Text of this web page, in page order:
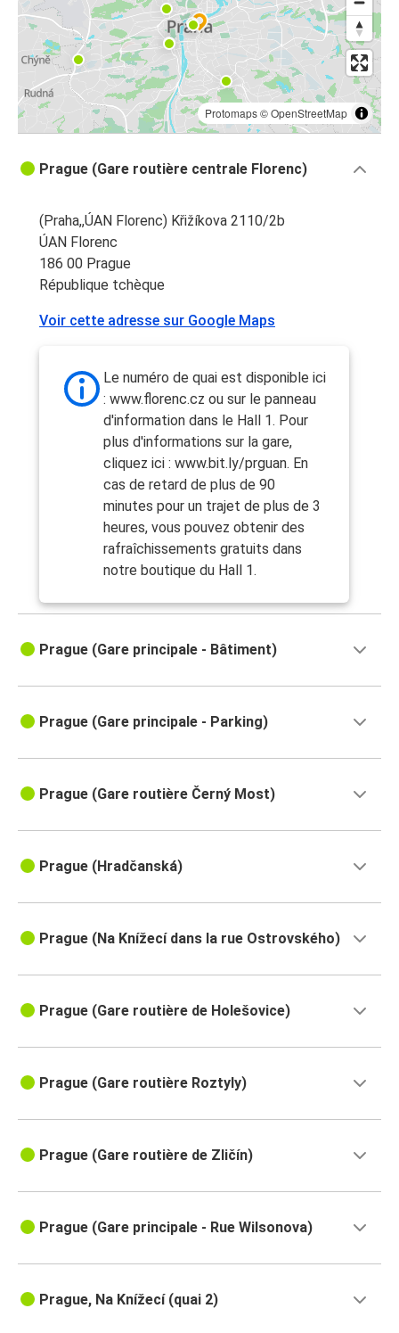
Protomaps©OpenStreetMap
Prague (Gare routière centrale Florenc)
(Praha,,ÚAN Florenc) Křižíkova 2110/2b
ÚAN Florenc
186 00 Prague
République tchèque
Voir cette adresse sur Google Maps
Le numéro de quai est disponible ici
: www.florenc.cz ou sur le panneau
d'information dans le Hall 1. Pour
plus d'informations sur la gare,
cliquez ici : www.bit.ly/prguan. En
cas de retard de plus de 90
minutes pour un trajet de plus de 3
heures, vous pouvez obtenir des
rafraîchissements gratuits dans
notre boutique du Hall 1.
Prague (Gare principale - Bâtiment)
Prague (Gare principale - Parking)
Prague (Gare routière Černý Most)
Prague (Hradčanská)
Prague (Na Knížecí dans la rue Ostrovského)
Prague (Gare routière de Holešovice)
Prague (Gare routière Roztyly)
Prague (Gare routière de Zličín)
Prague (Gare principale - Rue Wilsonova)
Prague, Na Knížecí (quai 2)